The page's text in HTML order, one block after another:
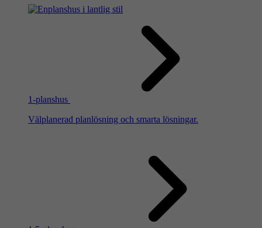
1-planshus
Välplanerad planlösning och smarta lösningar.